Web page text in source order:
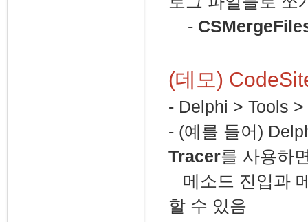
-
(데모)
- Delphi > Tools
- (예를 들어)
Tracer를 사용하
메소드 진입과
할 수 있음